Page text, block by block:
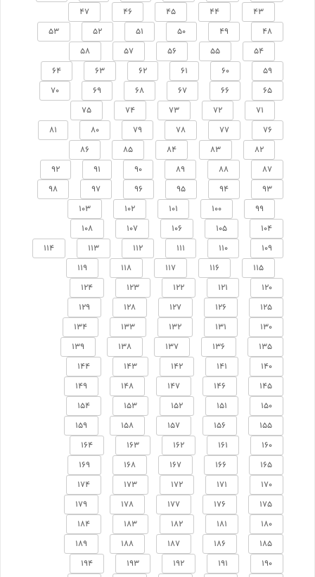
43
44
45
46
47
48
49
50
51
52
53
54
55
56
57
58
59
60
61
62
63
64
65
66
67
68
69
70
71
72
73
74
75
76
77
78
79
80
81
82
83
84
85
86
87
88
89
90
91
92
93
94
95
96
97
98
99
100
101
102
103
104
105
106
107
108
109
110
111
112
113
114
115
116
117
118
119
120
121
122
123
124
125
126
127
128
129
130
131
132
133
134
135
136
137
138
139
140
141
142
143
144
145
146
147
148
149
150
151
152
153
154
155
156
157
158
159
160
161
162
163
164
165
166
167
168
169
170
171
172
173
174
175
176
177
178
179
180
181
182
183
184
185
186
187
188
189
190
191
192
193
194